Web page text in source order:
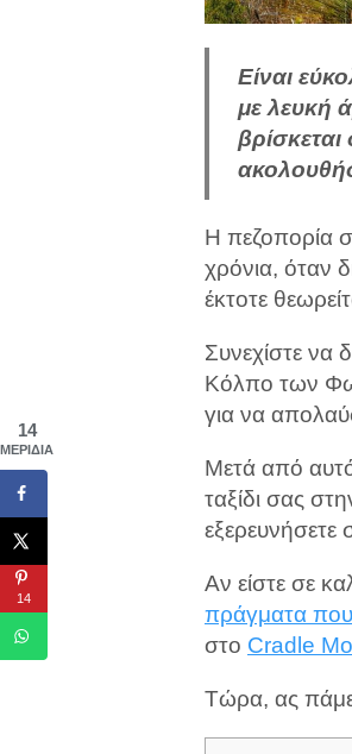
Είναι
με λευκή
Η πεζοπορία
χρόνια, όταν
έκτοτε
Συνεχίστε να
Κόλπο των
για να
Μετά από
ταξίδι σας
Αν είστε σε
πράγματα που
στο Cradle
Τώρα, ας
14
ΜΕΡΊΔΙΑ
14